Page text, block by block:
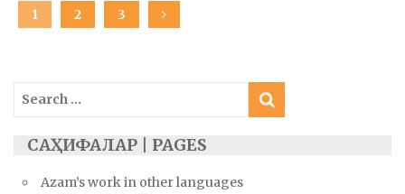
Posts
PAGE
1 PAGE
2 PAGE
3
for:
САҲИФАЛАР | PAGES
Azam’s work in other languages